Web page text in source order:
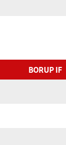
BORUP IF